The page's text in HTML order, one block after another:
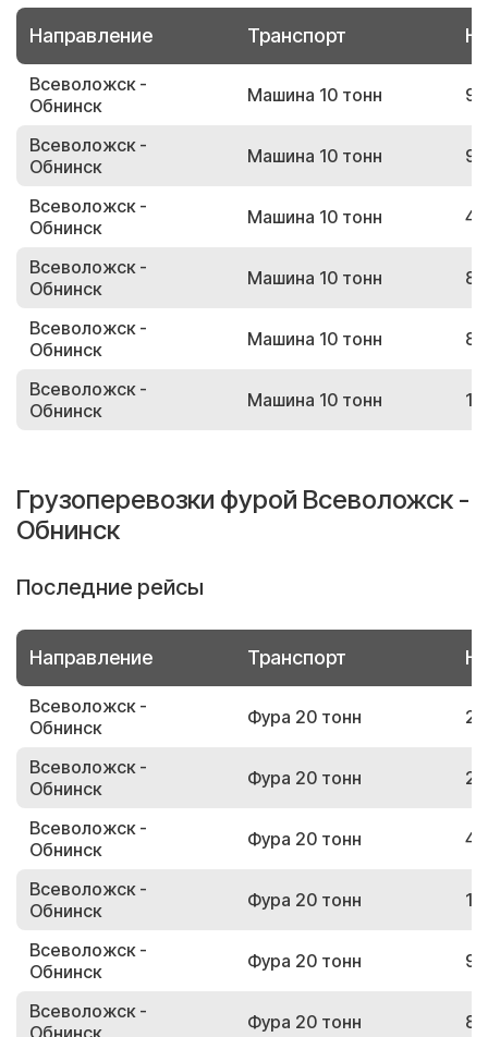
Направление Транспорт
Всеволожск -
Обнинск
Машина 10 тонн
Всеволожск -
Обнинск
Машина 10 тонн
Всеволожск -
Обнинск
Машина 10 тонн
Всеволожск -
Обнинск
Машина 10 тонн
Всеволожск -
Обнинск
Машина 10 тонн
Всеволожск -
Обнинск
Машина 10 тонн
Грузоперевозки фурой Всеволожск -
Обнинск
Последние рейсы
Направление Транспорт
Всеволожск -
Обнинск
Фура 20 тонн
Всеволожск -
Обнинск
Фура 20 тонн
Всеволожск -
Обнинск
Фура 20 тонн
Всеволожск -
Обнинск
Фура 20 тонн
Всеволожск -
Обнинск
Фура 20 тонн
Всеволожск -
Обнинск
Фура 20 тонн